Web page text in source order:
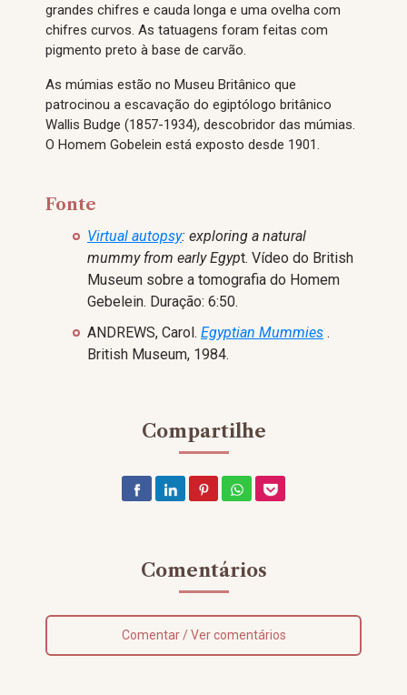
grandes chifres e cauda longa e uma ovelha com
chifres curvos. As tatuagens foram feitas com
pigmento preto à base de carvão.
As múmias estão no Museu Britânico que
patrocinou a escavação do egiptólogo britânico
Wallis Budge (1857-1934), descobridor das múmias.
O Homem Gobelein está exposto desde 1901.
Fonte
Virtual autopsy: exploring a natural
mummy from early Egypt. Vídeo do British
Museum sobre a tomografia do Homem
Gebelein. Duração: 6:50.
ANDREWS, Carol. Egyptian Mummies .
British Museum, 1984.
Compartilhe
Comentários
Comentar / Ver comentários